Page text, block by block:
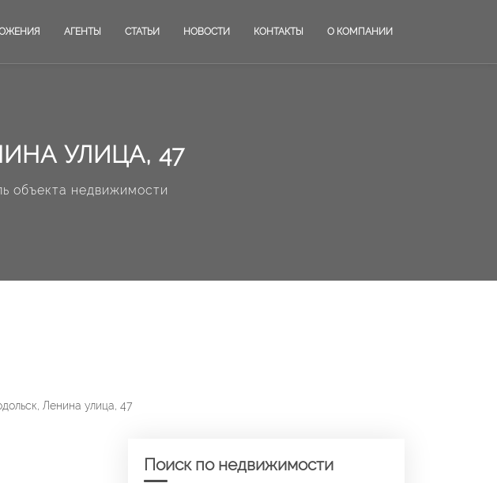
АГЕНТЫ СТАТЬИ НОВОСТИ КОНТАКТЫ О КОМПАНИИ
УЛИЦА, 47
объекта недвижимости
Ленина улица, 47
Поиск по недвижимости